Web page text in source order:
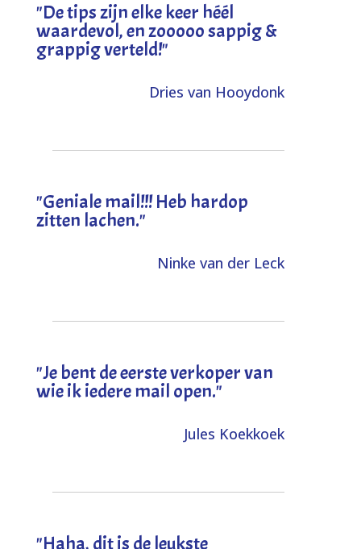
"De tips zijn elke keer héél
waardevol, en zooooo sappig &
grappig verteld!"
Dries van Hooydonk
"Geniale mail!!! Heb hardop
zitten lachen."
Ninke van der Leck
"Je bent de eerste verkoper van
wie ik iedere mail open."
Jules Koekkoek
"Haha, dit is de leukste